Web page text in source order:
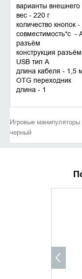
варианты
вес - 220 г
количество кнопок
совместимость*с -
разъём
конструкция
USB тип A
длина кабеля - 1,5
OTG переходник
длина - 1
Игровые
черный